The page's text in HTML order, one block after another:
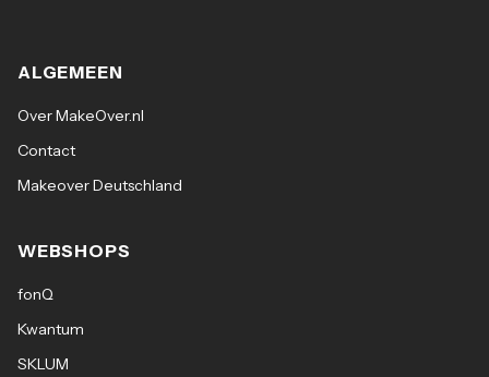
ALGEMEEN
Over MakeOver.nl
Contact
Makeover Deutschland
WEBSHOPS
fonQ
Kwantum
SKLUM